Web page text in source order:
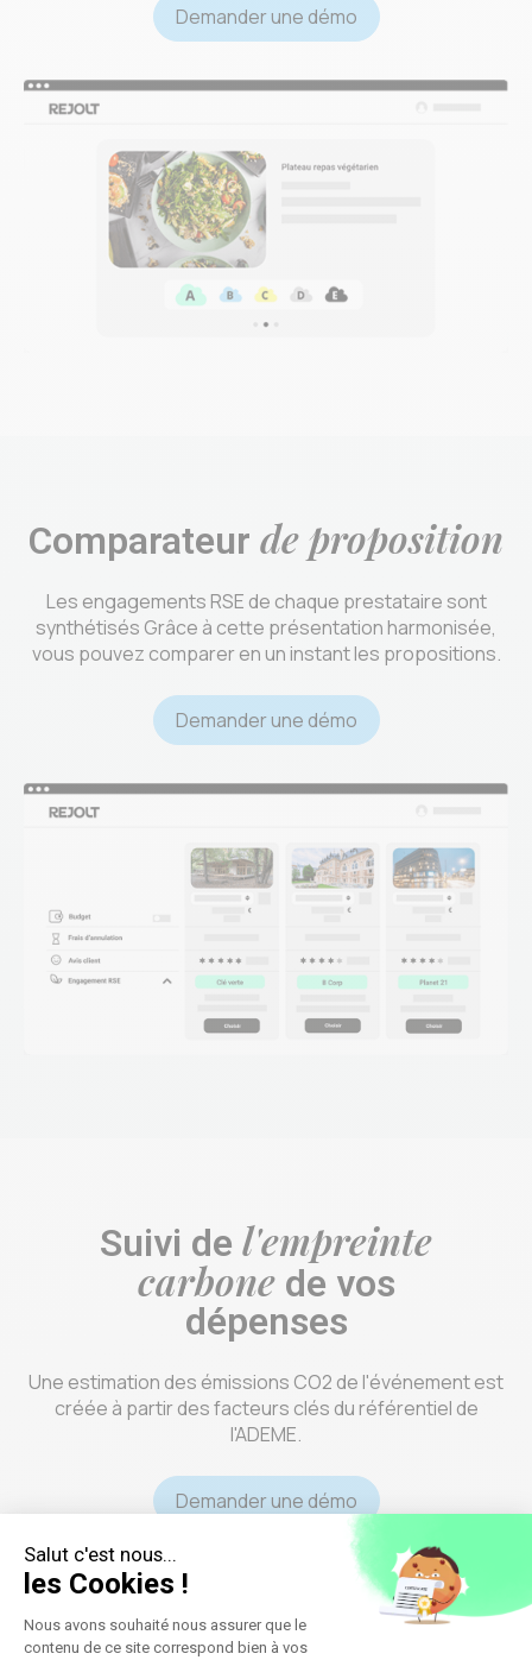
Demander une démo
Comparateur de proposition
Les engagements RSE de chaque prestataire sont
synthétisés Grâce à cette présentation harmonisée,
vous pouvez comparer en un instant les propositions.
Demander une démo
Suivi de l'empreinte
carbone de vos
dépenses
Une estimation des émissions CO2 de l'événement est
créée à partir des facteurs clés du référentiel de
l'ADEME.
Demander une démo